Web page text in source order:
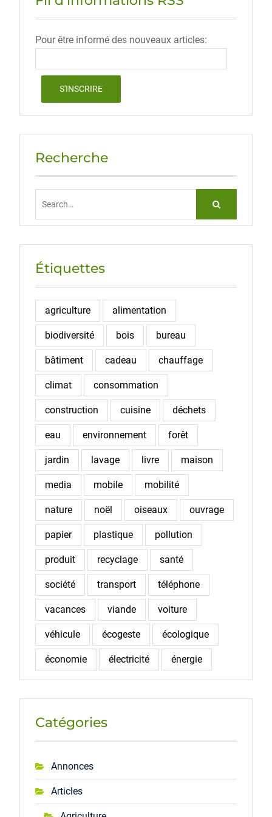
Pour être informé des nouveaux articles:
Recherche
Étiquettes
agriculture alimentation
biodiversité bois bureau
bâtiment cadeau chauffage
climat consommation
construction cuisine déchets
eau environnement forêt
jardin lavage livre maison
media mobile mobilité
nature noël oiseaux ouvrage
papier plastique pollution
produit recyclage santé
société transport téléphone
vacances viande voiture
véhicule écogeste écologique
économie électricité énergie
Catégories
Annonces
Articles